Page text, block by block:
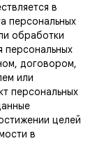
в
персональных
обработки
персональных
договором,
или
персональных
целей
в